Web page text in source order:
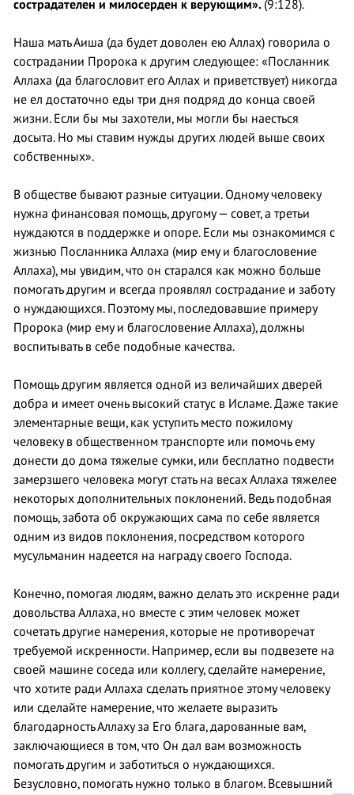
сострадателен и милосерден к верующим». (9:128).
Наша мать Аиша (да будет доволен ею Аллах) говорила о
сострадании Пророка к другим следующее: «Посланник
Аллаха (да благословит его Аллах и приветствует) никогда
не ел достаточно еды три дня подряд до конца своей
жизни. Если бы мы захотели, мы могли бы наесться
досыта. Но мы ставим нужды других людей выше своих
собственных».
В обществе бывают разные ситуации. Одному человеку
нужна финансовая помощь, другому — совет, а третьи
нуждаются в поддержке и опоре. Если мы ознакомимся с
жизнью Посланника Аллаха (мир ему и благословение
Аллаха), мы увидим, что он старался как можно больше
помогать другим и всегда проявлял сострадание и заботу
о нуждающихся. Поэтому мы, последовавшие примеру
Пророка (мир ему и благословение Аллаха), должны
воспитывать в себе подобные качества.
Помощь другим является одной из величайших дверей
добра и имеет очень высокий статус в Исламе. Даже такие
элементарные вещи, как уступить место пожилому
человеку в общественном транспорте или помочь ему
донести до дома тяжелые сумки, или бесплатно подвести
замерзшего человека могут стать на весах Аллаха тяжелее
некоторых дополнительных поклонений. Ведь подобная
помощь, забота об окружающих сама по себе является
одним из видов поклонения, посредством которого
мусульманин надеется на награду своего Господа.
Конечно, помогая людям, важно делать это искренне ради
довольства Аллаха, но вместе с этим человек может
сочетать другие намерения, которые не противоречат
требуемой искренности. Например, если вы подвезете на
своей машине соседа или коллегу, сделайте намерение,
что хотите ради Аллаха сделать приятное этому человеку
или сделайте намерение, что желаете выразить
благодарность Аллаху за Его блага, дарованные вам,
заключающиеся в том, что Он дал вам возможность
помогать другим и заботиться о нуждающихся.
Безусловно, помогать нужно только в благом. Всевышний